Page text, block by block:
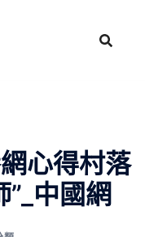
心得村落
中國網